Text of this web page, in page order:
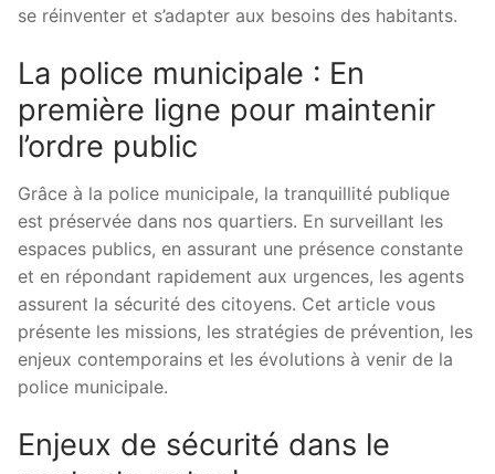
se réinventer et s’adapter aux besoins des habitants.
La police municipale : En
première ligne pour maintenir
l’ordre public
Grâce à la police municipale, la tranquillité publique
est préservée dans nos quartiers. En surveillant les
espaces publics, en assurant une présence constante
et en répondant rapidement aux urgences, les agents
assurent la sécurité des citoyens. Cet article vous
présente les missions, les stratégies de prévention, les
enjeux contemporains et les évolutions à venir de la
police municipale.
Enjeux de sécurité dans le